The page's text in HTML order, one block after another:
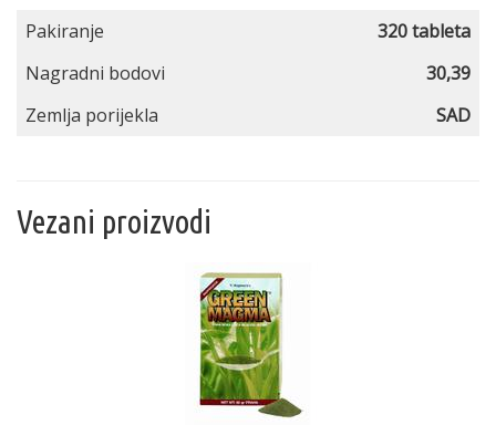
Pakiranje
320 tableta
Nagradni bodovi
30,39
Zemlja porijekla
SAD
Vezani proizvodi